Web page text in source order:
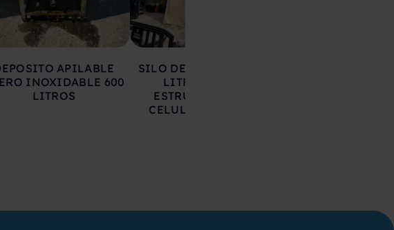
APILABLE
INOXIDABLE 600
LITROS
SILO DE HIERRO 17.000
LITROS SOBRE
ESTRUCTURA CON
CELULAS DE CARGA